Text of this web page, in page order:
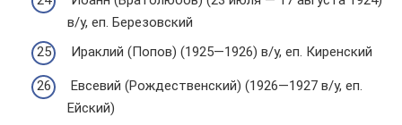
в/у, еп. Березовский
Ираклий (Попов) (1925—1926) в/у, еп. Киренский
Евсевий (Рождественский) (1926—1927 в/у, еп.
Ейский)